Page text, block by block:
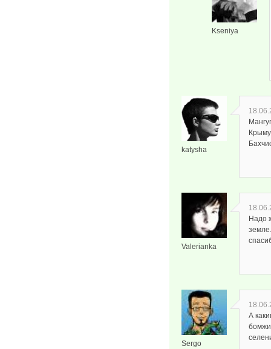
Kseniya
katysha
Valerianka
Надо
Sergo
А